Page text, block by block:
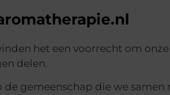
delen.
de gemeenschap die we samen